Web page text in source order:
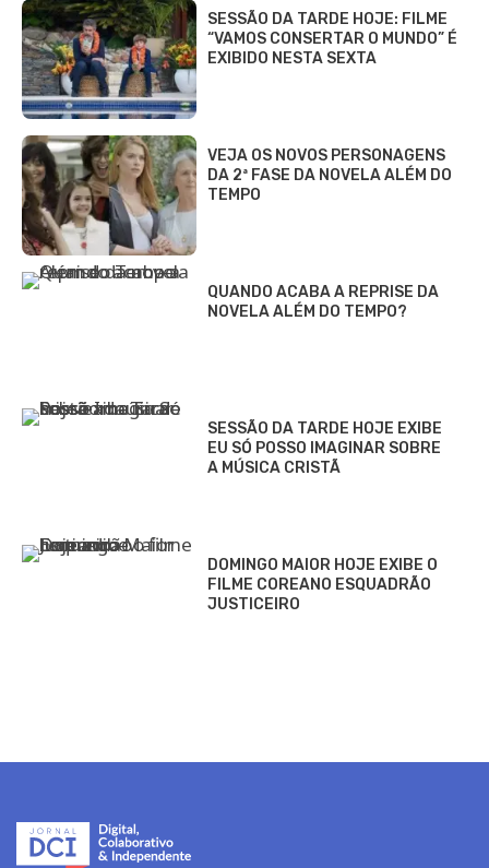
SESSÃO DA TARDE HOJE: FILME
“VAMOS CONSERTAR O MUNDO” É
EXIBIDO NESTA SEXTA
VEJA OS NOVOS PERSONAGENS
DA 2ª FASE DA NOVELA ALÉM DO
TEMPO
QUANDO ACABA A REPRISE DA
NOVELA ALÉM DO TEMPO?
SESSÃO DA TARDE HOJE EXIBE
EU SÓ POSSO IMAGINAR SOBRE
A MÚSICA CRISTÃ
DOMINGO MAIOR HOJE EXIBE O
FILME COREANO ESQUADRÃO
JUSTICEIRO